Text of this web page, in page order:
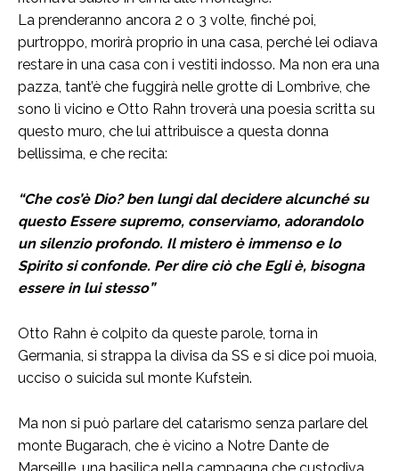
La prenderanno ancora 2 o 3 volte, finché poi,
purtroppo, morirà proprio in una casa, perché lei odiava
restare in una casa con i vestiti indosso. Ma non era una
pazza, tant’è che fuggirà nelle grotte di Lombrive, che
sono lì vicino e Otto Rahn troverà una poesia scritta su
questo muro, che lui attribuisce a questa donna
bellissima, e che recita:
“Che cos’è Dio? ben lungi dal decidere alcunché su
questo Essere supremo, conserviamo, adorandolo
un silenzio profondo. Il mistero è immenso e lo
Spirito si confonde. Per dire ciò che Egli è, bisogna
essere in lui stesso”
Otto Rahn è colpito da queste parole, torna in
Germania, si strappa la divisa da SS e si dice poi muoia,
ucciso o suicida sul monte Kufstein.
Ma non si può parlare del catarismo senza parlare del
monte Bugarach, che è vicino a Notre Dante de